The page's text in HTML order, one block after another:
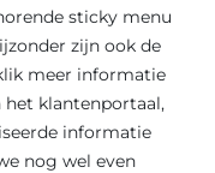
sticky menu
zijn ook de
meer informatie
klantenportaal,
informatie
nog wel even